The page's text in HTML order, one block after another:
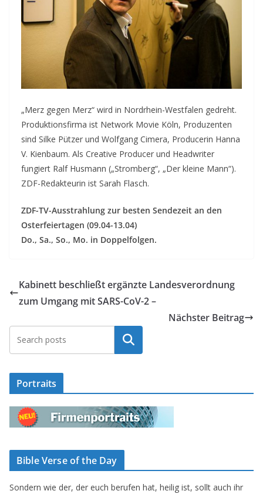
„Merz gegen Merz“ wird in Nordrhein-Westfalen gedreht.
Produktionsfirma ist Network Movie Köln, Produzenten
sind Silke Pützer und Wolfgang Cimera, Producerin Hanna
V. Kienbaum. Als Creative Producer und Headwriter
fungiert Ralf Husmann („Stromberg“, „Der kleine Mann“).
ZDF-Redakteurin ist Sarah Flasch.
ZDF-TV-Ausstrahlung zur besten Sendezeit an den
Osterfeiertagen (09.04-13.04)
Do., Sa., So., Mo. in Doppelfolgen.
Kabinett beschließt ergänzte Landesverordnung
zum Umgang mit SARS-CoV-2 –
Nächster Beitrag
Suchen
Portraits
Bible Verse of the Day
Sondern wie der, der euch berufen hat, heilig ist, sollt auch ihr